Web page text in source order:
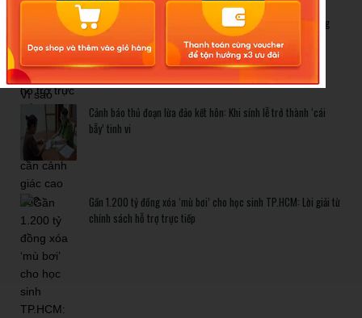
Bão số 3 hình thành trên Biển Đông: Vì sao không ảnh hưởng
đất liền vẫn cần cảnh giác cao độ?
Cảnh báo thủ đoạn lừa đảo kết hôn: Khi sính lễ trở thành ‘cái
bẫy’ tinh vi
Gần 1.200 tỷ đồng xóa ‘mù bơi’ cho học sinh TP.HCM: Lời giải từ
chính sách hỗ trợ trực tiếp